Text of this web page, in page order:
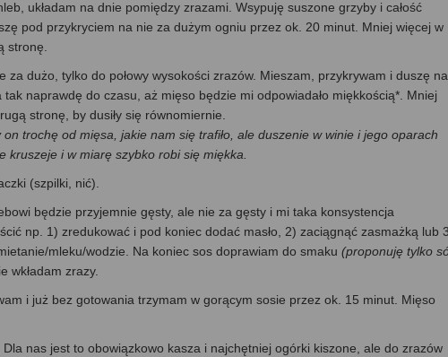
układam na dnie pomiędzy zrazami. Wsypuję suszone grzyby i całość
pod przykryciem na nie za dużym ogniu przez ok. 20 minut. Mniej więcej w
stronę.
za dużo, tylko do połowy wysokości zrazów. Mieszam, przykrywam i duszę na
naprawdę do czasu, aż mięso będzie mi odpowiadało miękkością*. Mniej
stronę, by dusiły się równomiernie.
trochę od mięsa, jakie nam się trafiło, ale duszenie w winie i jego oparach
kruszeje i w miarę szybko robi się miękka.
(szpilki, nić).
będzie przyjemnie gęsty, ale nie za gęsty i mi taka konsystencja
np. 1) zredukować i pod koniec dodać masło, 2) zaciągnąć zasmażką lub
mleku/wodzie. Na koniec sos doprawiam do smaku (proponuję tylko
wkładam zrazy.
i już bez gotowania trzymam w gorącym sosie przez ok. 15 minut. Mięso
nas jest to obowiązkowo kasza i najchętniej ogórki kiszone, ale do zrazów